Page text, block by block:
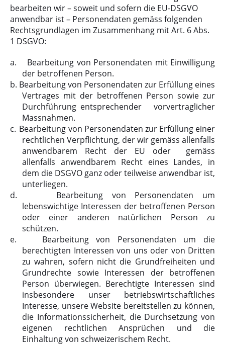
bearbeiten wir – soweit und sofern die EU-DSGVO
anwendbar ist – Personendaten gemäss folgenden
Rechtsgrundlagen im Zusammenhang mit Art. 6 Abs.
1 DSGVO:
a.
Bearbeitung von Personendaten mit Einwilligung
der betroffenen Person.
b. Bearbeitung von Personendaten zur Erfüllung eines
Vertrages mit der betroffenen Person sowie zur
Durchführung entsprechender vorvertraglicher
Massnahmen.
c. Bearbeitung von Personendaten zur Erfüllung einer
rechtlichen Verpflichtung, der wir gemäss allenfalls
anwendbarem Recht der EU oder gemäss
allenfalls anwendbarem Recht eines Landes, in
dem die DSGVO ganz oder teilweise anwendbar ist,
unterliegen.
d.
Bearbeitung von Personendaten um
lebenswichtige Interessen der betroffenen Person
oder einer anderen natürlichen Person zu
schützen.
e.
Bearbeitung von Personendaten um die
berechtigten Interessen von uns oder von Dritten
zu wahren, sofern nicht die Grundfreiheiten und
Grundrechte sowie Interessen der betroffenen
Person überwiegen. Berechtigte Interessen sind
insbesondere unser betriebswirtschaftliches
Interesse, unsere Website bereitstellen zu können,
die Informationssicherheit, die Durchsetzung von
eigenen rechtlichen Ansprüchen und die
Einhaltung von schweizerischem Recht.